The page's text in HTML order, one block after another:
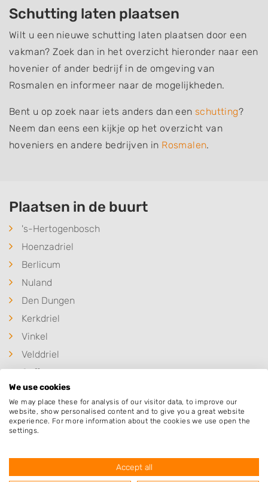
Schutting laten plaatsen
Wilt u een nieuwe schutting laten plaatsen door een
vakman? Zoek dan in het overzicht hieronder naar een
hovenier of ander bedrijf in de omgeving van
Rosmalen en informeer naar de mogelijkheden.
Bent u op zoek naar iets anders dan een schutting?
Neem dan eens een kijkje op het overzicht van
hoveniers en andere bedrijven in Rosmalen.
Plaatsen in de buurt
's-Hertogenbosch
Hoenzadriel
Berlicum
Nuland
Den Dungen
Kerkdriel
Vinkel
Velddriel
Geffen
Hedel
Alem
Sint-Michielsgestel
We use cookies
We may place these for analysis of our visitor data, to improve our
website, show personalised content and to give you a great website
experience. For more information about the cookies we use open the
settings.
Accept all